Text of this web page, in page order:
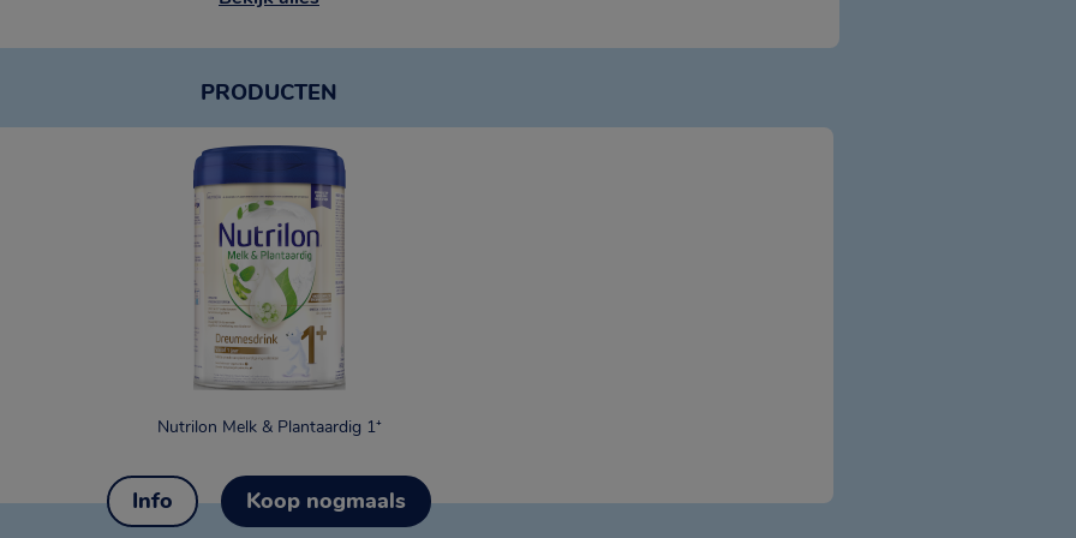
PRODUCTEN
Nutrilon Melk & Plantaardig 1⁺
Info Koop nogmaals